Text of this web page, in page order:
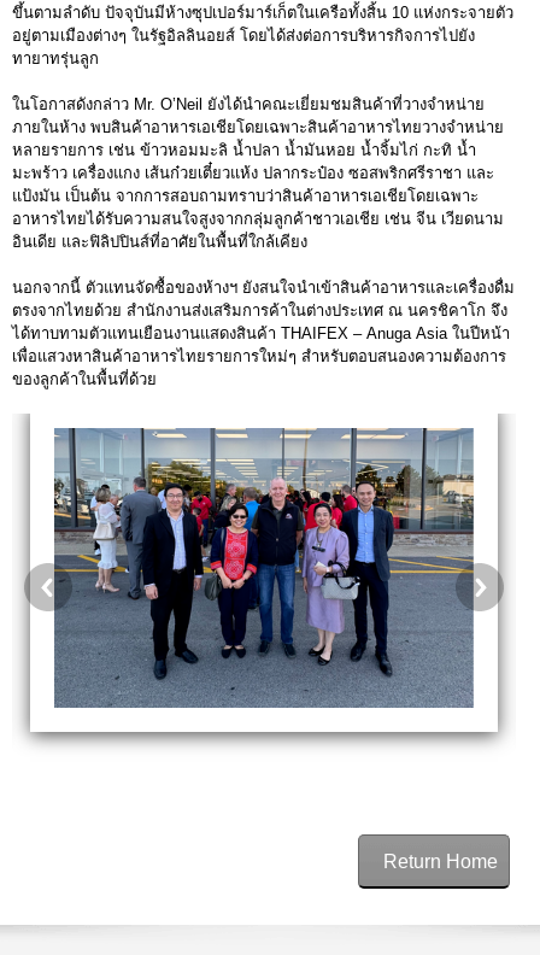
ขึ้นตามลำดับ ปัจจุบันมีห้างซุปเปอร์มาร์เก็ตในเครือทั้งสิ้น 10 แห่งกระจายตัว
อยู่ตามเมืองต่างๆ ในรัฐอิลลินอยส์ โดยได้ส่งต่อการบริหารกิจการไปยัง
ทายาทรุ่นลูก
ในโอกาสดังกล่าว Mr. O’Neil ยังได้นำคณะเยี่ยมชมสินค้าที่วางจำหน่าย
ภายในห้าง พบสินค้าอาหารเอเชียโดยเฉพาะสินค้าอาหารไทยวางจำหน่าย
หลายรายการ เช่น ข้าวหอมมะลิ น้ำปลา น้ำมันหอย น้ำจิ้มไก่ กะทิ น้ำ
มะพร้าว เครื่องแกง เส้นก๋วยเตี๋ยวแห้ง ปลากระป๋อง ซอสพริกศรีราชา และ
แป้งมัน เป็นต้น จากการสอบถามทราบว่าสินค้าอาหารเอเชียโดยเฉพาะ
อาหารไทยได้รับความสนใจสูงจากกลุ่มลูกค้าชาวเอเชีย เช่น จีน เวียดนาม
อินเดีย และฟิลิปปินส์ที่อาศัยในพื้นที่ใกล้เคียง
นอกจากนี้ ตัวแทนจัดซื้อของห้างฯ ยังสนใจนำเข้าสินค้าอาหารและเครื่องดื่ม
ตรงจากไทยด้วย สำนักงานส่งเสริมการค้าในต่างประเทศ ณ นครชิคาโก จึง
ได้ทาบทามตัวแทนเยือนงานแสดงสินค้า THAIFEX – Anuga Asia ในปีหน้า
เพื่อแสวงหาสินค้าอาหารไทยรายการใหม่ๆ สำหรับตอบสนองความต้องการ
ของลูกค้าในพื้นที่ด้วย
Return Home